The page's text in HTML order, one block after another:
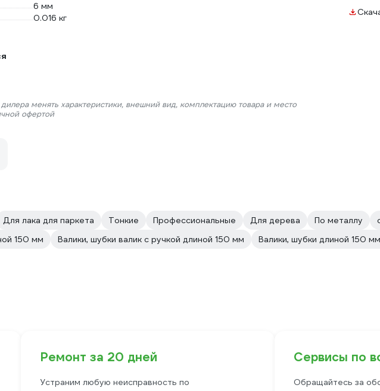
6 мм
0.016 кг
менять характеристики, внешний вид, комплектацию товара и место
офертой
Для лака для паркета Тонкие Профессиональные Для дерева По металлу
150 мм Валики, шубки валик с ручкой длиной 150 мм Валики, шубки длиной 150
Ремонт за 20 дней
Устраним любую неисправность по
Сервисы по
Обращайтесь за